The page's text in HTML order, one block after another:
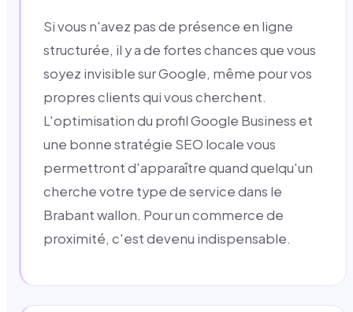
Si vous n'avez pas de présence en ligne
structurée, il y a de fortes chances que vous
soyez invisible sur Google, même pour vos
propres clients qui vous cherchent.
L'optimisation du profil Google Business et
une bonne stratégie SEO locale vous
permettront d'apparaître quand quelqu'un
cherche votre type de service dans le
Brabant wallon. Pour un commerce de
proximité, c'est devenu indispensable.